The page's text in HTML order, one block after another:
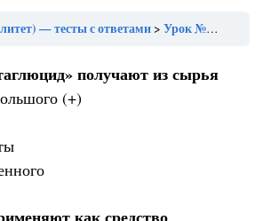
— тесты с ответами Урок №18 «количественное определение калия перманганата согласно гф xiii проводят методом»
получают из сырья
(+)